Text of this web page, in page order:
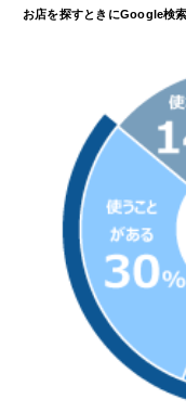
お店を探すときにGoogle検